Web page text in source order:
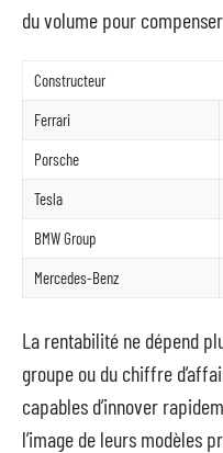
du volume pour
Constructeur
Ferrari
Porsche
Tesla
BMW Group
Mercedes-Benz
La rentabilité ne dépend
groupe ou du chiffre
capables d’innover
l’image de leurs modèles